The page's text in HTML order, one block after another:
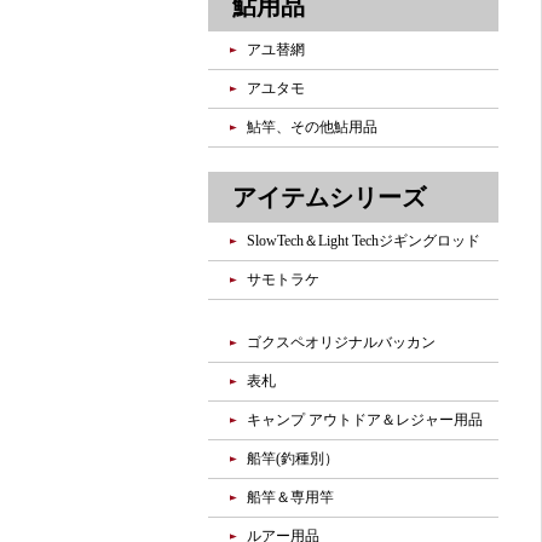
鮎用品
アユ替網
アユタモ
鮎竿、その他鮎用品
アイテムシリーズ
SlowTech＆Light Techジギングロッド
サモトラケ
ゴクスペオリジナルバッカン
表札
キャンプ アウトドア＆レジャー用品
船竿(釣種別）
船竿＆専用竿
ルアー用品